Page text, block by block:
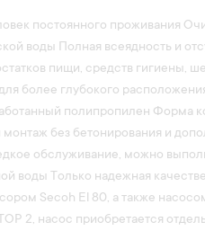
постоянного проживания
воды Полная всеядность и
пищи, средств гигиены,
более глубокого
полипропилен Форма
без бетонирования и
обслуживание, можно
воды Только надежная
Secoh El 80, а также
2, насос приобретается